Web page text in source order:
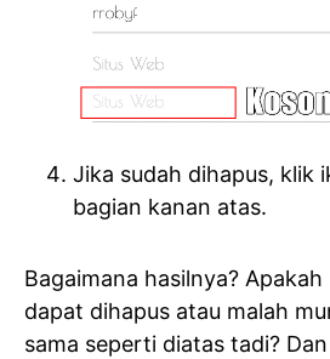
Jika sudah dihapus, klik
bagian kanan atas.
Bagaimana hasilnya?
dapat dihapus atau malah
sama seperti diatas tadi?